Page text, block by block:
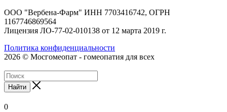
ООО "Вербена-Фарм" ИНН 7703416742, ОГРН
1167746869564
Лицензия ЛО-77-02-010138 от 12 марта 2019 г.
Политика конфиденциальности
2026 © Мосгомеопат - гомеопатия для всех
Найти
0